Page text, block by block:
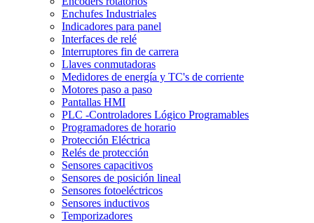
Enchufes Industriales
Indicadores para panel
Interfaces de relé
Interruptores fin de carrera
Llaves conmutadoras
Medidores de energía y TC's de corriente
Motores paso a paso
Pantallas HMI
PLC -Controladores Lógico Programables
Programadores de horario
Protección Eléctrica
Relés de protección
Sensores capacitivos
Sensores de posición lineal
Sensores fotoeléctricos
Sensores inductivos
Temporizadores